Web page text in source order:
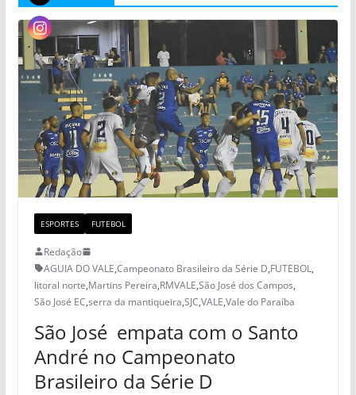
ESPORTES FUTEBOL
Redação
AGUIA DO VALE,Campeonato Brasileiro da Série D,FUTEBOL,
litoral norte,Martins Pereira,RMVALE,São José dos Campos,
São José EC,serra da mantiqueira,SJC,VALE,Vale do Paraíba
São José empata com o Santo
André no Campeonato
Brasileiro da Série D